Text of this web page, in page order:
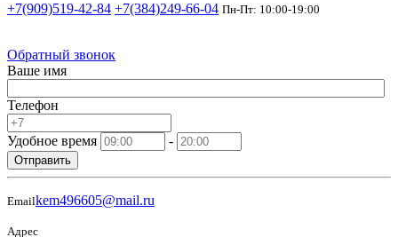
+7(909)519-42-84 +7(384)249-66-04 Пн-Пт: 10:00-19:00
Обратный звонок
Ваше имя
Телефон
Удобное время -
Отправить
Emailkem496605@mail.ru
Адрес